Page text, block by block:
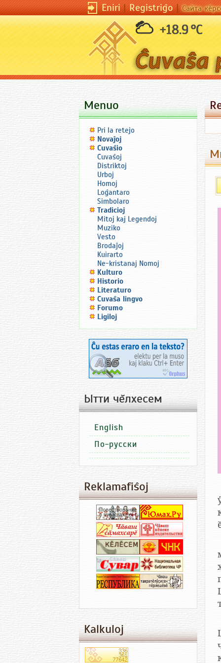
Eniri|Registriĝo|Сайта
+18.9 °C
Menuo
Pri la retejo
Novaĵoj
Ĉuvaŝio
Ĉuvaŝoj
Distriktoj
Urboj
Homoj
Loĝantaro
Simbolaro
Tradicioj
Mitoj kaj Legendoj
Muziko
Vesto
Brodaĵoj
Kuirarto
Ne-kristanaj Nomoj
Kulturo
Historio
Literaturo
Ĉuvaŝa lingvo
Forumo
Ligiloj
Ытти чĕлхесем
English
По-русски
Reklamafiŝoj
Kalkuloj